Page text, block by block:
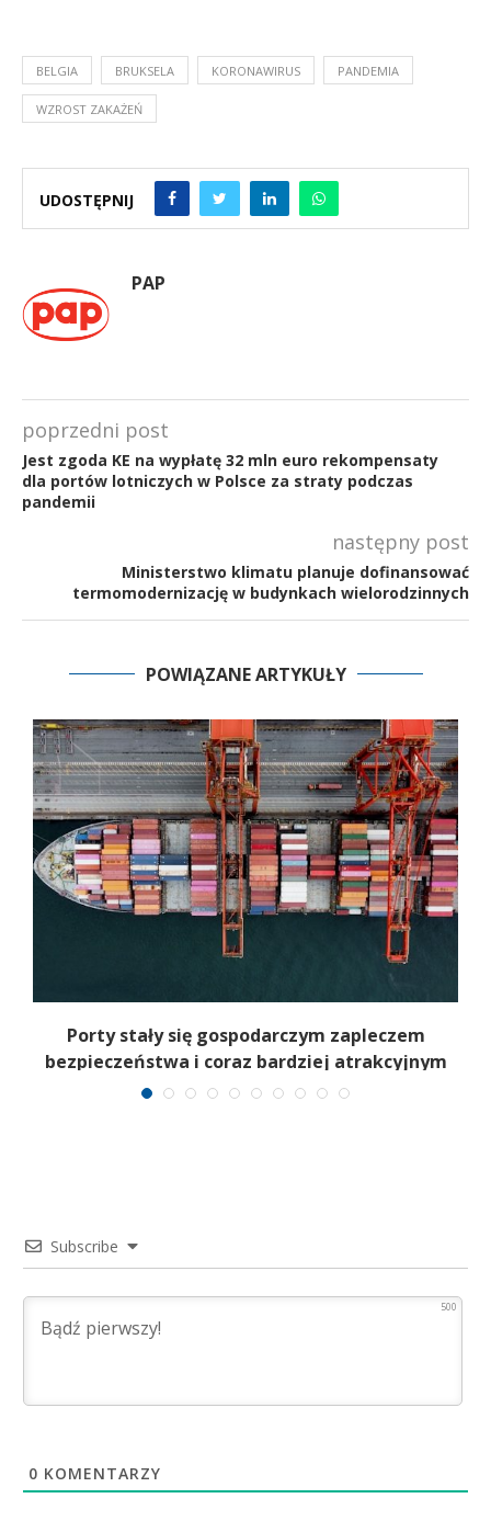
BELGIA BRUKSELA KORONAWIRUS PANDEMIA
WZROST ZAKAŻEŃ
UDOSTĘPNIJ
PAP
poprzedni post
Jest zgoda KE na wypłatę 32 mln euro rekompensaty
dla portów lotniczych w Polsce za straty podczas
pandemii
następny post
Ministerstwo klimatu planuje dofinansować
termomodernizację w budynkach wielorodzinnych
POWIĄZANE ARTYKUŁY
Porty stały się gospodarczym zapleczem
bezpieczeństwa i coraz bardziej atrakcyjnym
celem
Subscribe
500
0 KOMENTARZY